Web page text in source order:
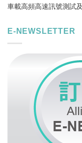
車載高頻高速訊號測試
E-NEWSLETTER